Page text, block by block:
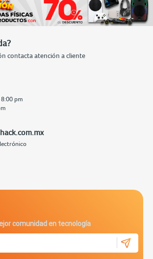
contacta atención a cliente
pm
comunidad en tecnología